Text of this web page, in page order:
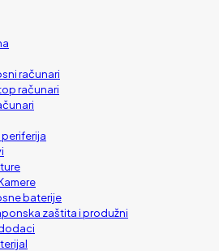
računari
računari
baterije
zaštita i produžni